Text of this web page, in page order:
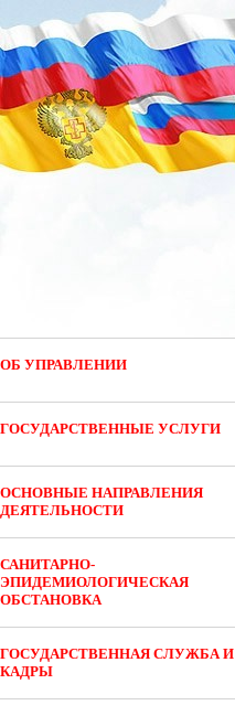
ОБ УПРАВЛЕНИИ
ГОСУДАРСТВЕННЫЕ УСЛУГИ
ОСНОВНЫЕ НАПРАВЛЕНИЯ
ДЕЯТЕЛЬНОСТИ
САНИТАРНО-
ЭПИДЕМИОЛОГИЧЕСКАЯ
ОБСТАНОВКА
ГОСУДАРСТВЕННАЯ СЛУЖБА И
КАДРЫ